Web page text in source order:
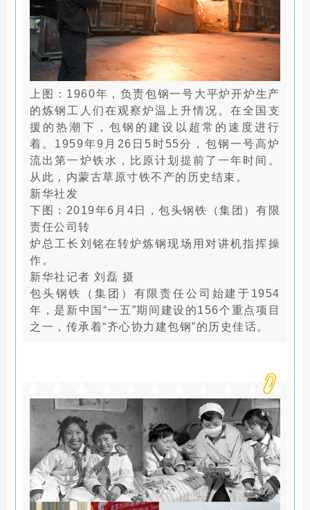
上图：1960年，负责包钢一号大平炉开炉生产
的炼钢工人们在观察炉温上升情况。在全国支
援的热潮下，包钢的建设以超常的速度进行
着。1959年9月26日5时55分，包钢一号高炉
流出第一炉铁水，比原计划提前了一年时间。
从此，内蒙古草原寸铁不产的历史结束。
新华社发
下图：2019年6月4日，包头钢铁（集团）有限
责任公司转
炉总工长刘铭在转炉炼钢现场用对讲机指挥操
作。
新华社记者 刘磊 摄
包头钢铁（集团）有限责任公司始建于1954
年，是新中国“一五”期间建设的156个重点项目
之一，传承着“齐心协力建包钢”的历史佳话。